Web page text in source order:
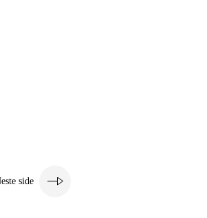
side